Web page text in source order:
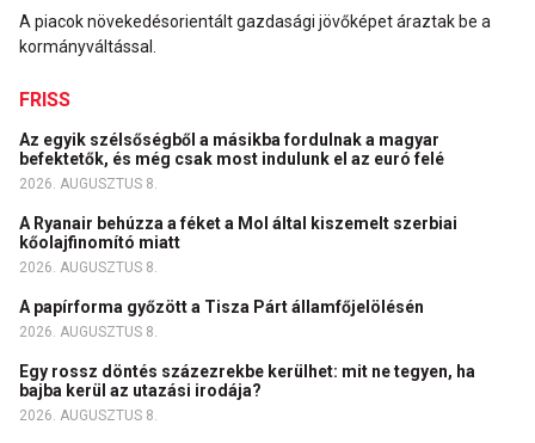
A piacok növekedésorientált gazdasági jövőképet áraztak be a
kormányváltással.
FRISS
Az egyik szélsőségből a másikba fordulnak a magyar
befektetők, és még csak most indulunk el az euró felé
2026. AUGUSZTUS 8.
A Ryanair behúzza a féket a Mol által kiszemelt szerbiai
kőolajfinomító miatt
2026. AUGUSZTUS 8.
A papírforma győzött a Tisza Párt államfőjelölésén
2026. AUGUSZTUS 8.
Egy rossz döntés százezrekbe kerülhet: mit ne tegyen, ha
bajba kerül az utazási irodája?
2026. AUGUSZTUS 8.